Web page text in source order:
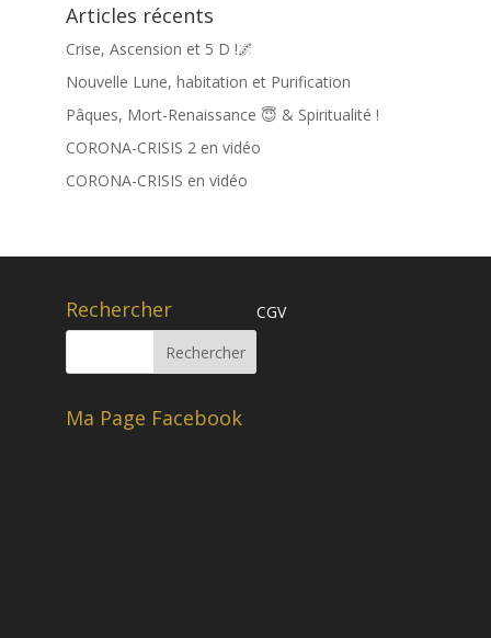
Articles récents
Crise, Ascension et 5 D !🌌
Nouvelle Lune, habitation et Purification
Pâques, Mort-Renaissance 😇 & Spiritualité !
CORONA-CRISIS 2 en vidéo
CORONA-CRISIS en vidéo
Rechercher CGV
Ma Page Facebook